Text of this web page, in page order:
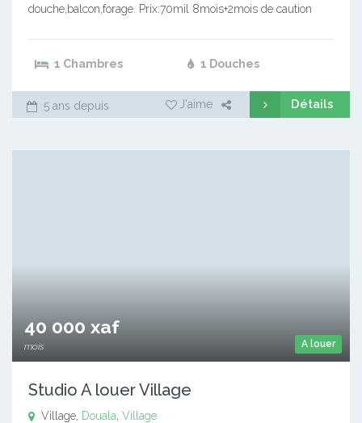
douche,balcon,forage. Prix:70mil 8mois+2mois de caution
1 Chambres 1 Douches
5 ans depuis J'aime Détails
A louer
40 000 xaf
mois
Studio A louer Village
Village, Douala Village